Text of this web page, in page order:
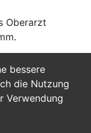
bessere
die Nutzung
Verwendung
Oberarzt